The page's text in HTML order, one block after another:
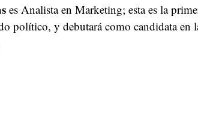
es Analista en Marketing; esta es la
político, y debutará como candidata en